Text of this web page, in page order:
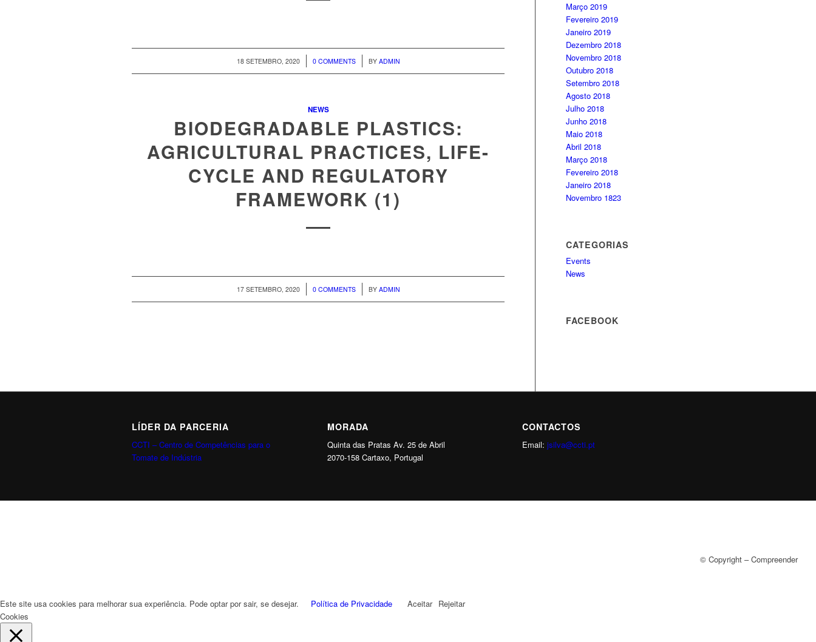
18 SETEMBRO, 2020
/ 0 COMMENTS
/ BY ADMIN
NEWS
BIODEGRADABLE PLASTICS:
AGRICULTURAL PRACTICES, LIFE-
CYCLE AND REGULATORY
FRAMEWORK (1)
17 SETEMBRO, 2020
/ 0 COMMENTS
/ BY ADMIN
Março 2019
Fevereiro 2019
Janeiro 2019
Dezembro 2018
Novembro 2018
Outubro 2018
Setembro 2018
Agosto 2018
Julho 2018
Junho 2018
Maio 2018
Abril 2018
Março 2018
Fevereiro 2018
Janeiro 2018
Novembro 1823
CATEGORIAS
Events
News
FACEBOOK
LÍDER DA PARCERIA
CCTI – Centro de Competências para o
Tomate de Indústria
MORADA
Quinta das Pratas Av. 25 de Abril
2070-158 Cartaxo, Portugal
CONTACTOS
Email:jsilva@ccti.pt
© Copyright – Compreender
Este site usa cookies para melhorar sua experiência. Pode optar por sair, se desejar. Política de Privacidade Aceitar Rejeitar
Cookies